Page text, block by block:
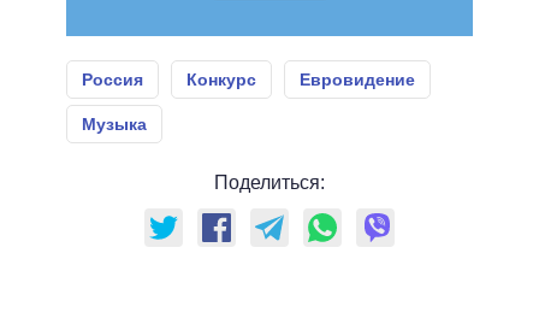
Россия Конкурс Евровидение
Музыка
Поделиться: